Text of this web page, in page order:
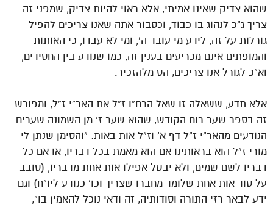
שהוא צדיק שאינו אמיתי, אלא ראוי להיות צדיק, שמפני זה
צריך ג”כ לנהוג בו כבוד, וכסבור אתה שאנו צריכים להפיל
גורלות על זה, לידע מי עובד ה’, ומי לא עבדו, כי האותות
והמופתים אינם מכריעים בענין זה, כמו שנודע בין החסידים,
וא”כ לגורל אנו צריכים, הס מלהזכיר.
אלא תדע, ששאלה זו שאל הרח”ו ז”ל את האר”י ז”ל, ומפורש
זה בספר שער רוח הקודש, שהוא שער ז’ מן השמונה שערים
הנודעים מהאר”י ז”ל דף א’ וז”ל אות באות: “והסימן שנתן לי
מורי ז”ל הוא בראותינו אם הוא מאמת בכל דבריו, או אם כל
דבריו לשם שמים, ולא יבטל אפילו אות אחת מדבריו, (סובב
על סוד אות אחת שלומד מחברו שצריך וכו’ כנודע ליו”ח) וגם
ידע לבאר רזי התורה וסודותיה, זה ודאי נוכל להאמין בו”,